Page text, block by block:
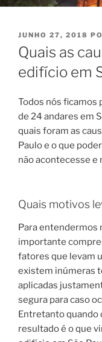
PUBLICADO
EM
JUNHO 27, 2018
Quais as
edifício em
Todos nós ficamos
de 24 andares em
quais foram as
Paulo e o que
não acontecesse e
Quais motivos
Para entendermos
importante
fatores que levam
existem inúmeras
aplicadas
segura para caso
Entretanto quando
resultado é o que